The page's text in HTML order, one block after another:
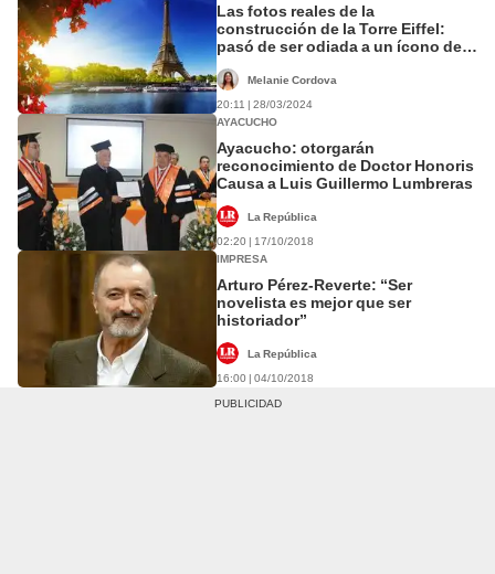
Las fotos reales de la
construcción de la Torre Eiffel:
pasó de ser odiada a un ícono de
Melanie Cordova
20:11 | 28/03/2024
AYACUCHO
Ayacucho: otorgarán
reconocimiento de Doctor Honoris
Causa a Luis Guillermo Lumbreras
La República
02:20 | 17/10/2018
IMPRESA
Arturo Pérez-Reverte: “Ser
novelista es mejor que ser
historiador”
La República
16:00 | 04/10/2018